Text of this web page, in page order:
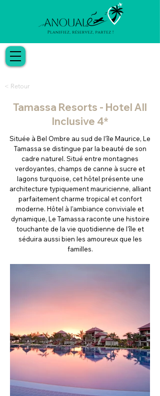
Tamassa Resorts - Hotel All
Inclusive 4*
Située à Bel Ombre au sud de l’île Maurice, Le
Tamassa se distingue par la beauté de son
cadre naturel. Situé entre montagnes
verdoyantes, champs de canne à sucre et
lagons turquoise, cet hôtel présente une
architecture typiquement mauricienne, alliant
parfaitement charme tropical et confort
moderne. Hôtel à l'ambiance conviviale et
dynamique, Le Tamassa raconte une histoire
touchante de la vie quotidienne de l'île et
séduira aussi bien les amoureux que les
familles.
< Retour